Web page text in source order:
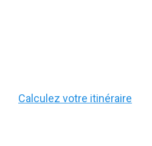
Calculez votre itinéraire